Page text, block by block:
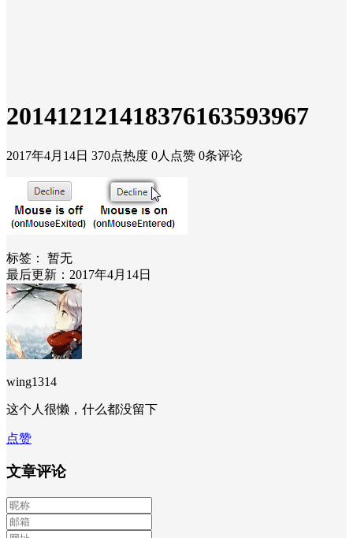
201412121418376163593967
2017年4月14日 370点热度 0人点赞 0条评论
标签：
暂无
最后更新：2017年4月14日
wing1314
这个人很懒，什么都没留下
点赞
文章评论